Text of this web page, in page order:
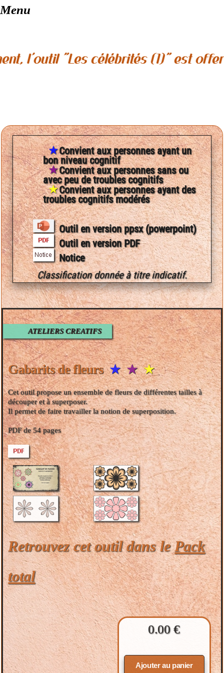
"Les célébrités (1)" est offert
★Convient aux personnes ayant un
bon niveau cognitif
★Convient aux personnes sans ou
avec peu de troubles cognitifs
★Convient aux personnes ayant des
troubles cognitifs modérés
Outil en version ppsx (powerpoint)
Outil en version PDF
Notice
Classification donnée à titre indicatif.
ATELIERS CREATIFS
Gabarits de fleurs★ ★ ★
Cet outil propose un ensemble de fleurs de différentes tailles à
découper et à superposer.
Il permet de faire travailler la notion de superposition.
PDF de 54 pages
Retrouvez cet outil dans lePack
total
0.00 €